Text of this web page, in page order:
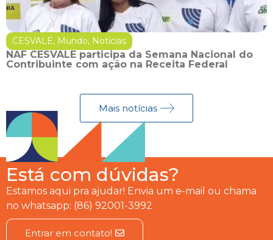
CESVALE, Mundo, Notícias
NAF CESVALE participa da Semana Nacional do
Contribuinte com ação na Receita Federal
Mais notícias
Está com dúvidas?
Estamos aqui pra ajudar! Envia um e-mail ou chama
no whatsapp: (86) 92001-3992
Entrar em contato!